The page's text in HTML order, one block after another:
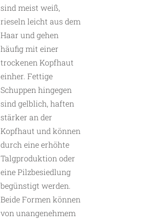
sind meist weiß,
rieseln leicht aus dem
Haar und gehen
häufig mit einer
trockenen Kopfhaut
einher. Fettige
Schuppen hingegen
sind gelblich, haften
stärker an der
Kopfhaut und können
durch eine erhöhte
Talgproduktion oder
eine Pilzbesiedlung
begünstigt werden.
Beide Formen ­können
von unangenehmem